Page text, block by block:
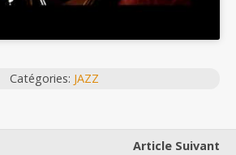
Catégories: JAZZ
Article Suivant